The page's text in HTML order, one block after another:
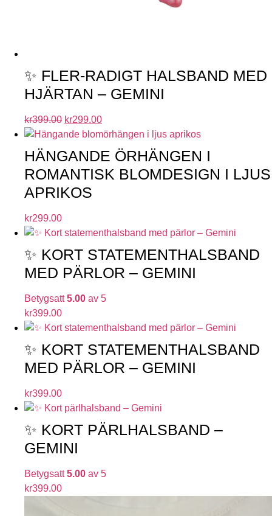
✨ FLER-RADIGT HALSBAND MED
HJÄRTAN – GEMINI
kr399.00 kr299.00
HÄNGANDE ÖRHÄNGEN I
ROMANTISK BLOMDESIGN I LJUS
APRIKOS
kr299.00
✨ KORT STATEMENTHALSBAND
MED PÄRLOR – GEMINI
Betygsatt5.00 av 5
kr399.00
✨ KORT STATEMENTHALSBAND
MED PÄRLOR – GEMINI
kr399.00
✨ KORT PÄRLHALSBAND –
GEMINI
Betygsatt5.00 av 5
kr399.00